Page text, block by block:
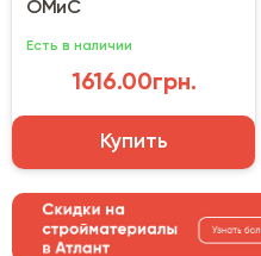
ОМиС
Есть в наличии
1616.00грн.
Купить